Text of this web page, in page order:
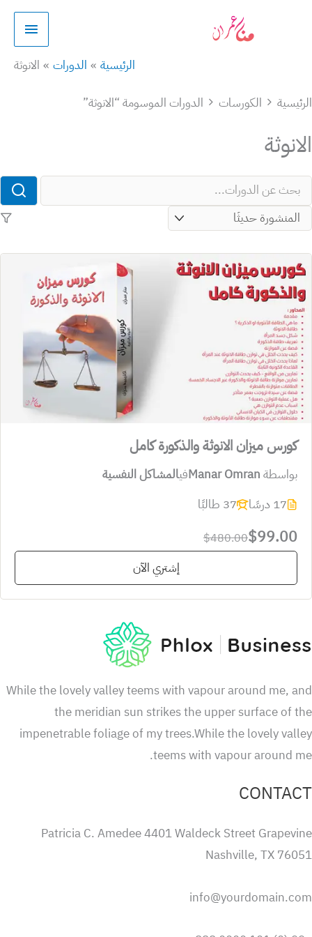
القائمة
الرئيسية
الرئيسية الدورات الانوثة
الكورسات الدورات الموسومة “الانوثة”
كورس ميزان الانوثة والذكورة كامل
بواسطةManar Omranفيالمشاكل النفسية
17 درسًا
37 طالبًا
$480.00$99.00
إشتري الآن
While the lovely valley teems with vapour around me,
the meridian sun strikes the upper surface of
impenetrable foliage of my trees.While the lovely
teems with vapour around
Patricia C. Amedee 4401 Waldeck Street
Nashville, TX